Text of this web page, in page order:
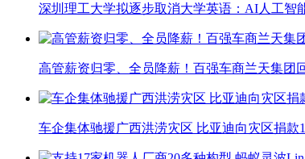
深圳理工大学拟逐步取消大学英语：AI人工智
高管薪资归零、全员降薪！百强车商兰天集团
车企集体驰援广西洪涝灾区 比亚迪向灾区捐款